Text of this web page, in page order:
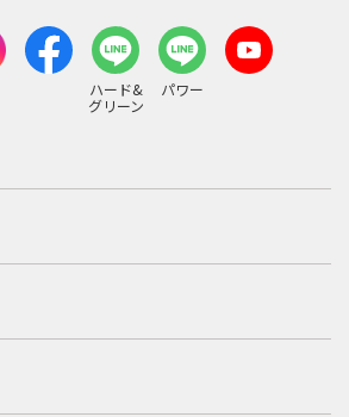
ハード&
グリーン
パワー